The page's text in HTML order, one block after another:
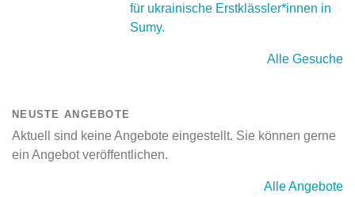
für ukrainische Erstklässler*innen in
Sumy.
Alle Gesuche
NEUSTE ANGEBOTE
Aktuell sind keine Angebote eingestellt. Sie können gerne
ein Angebot veröffentlichen.
Alle Angebote